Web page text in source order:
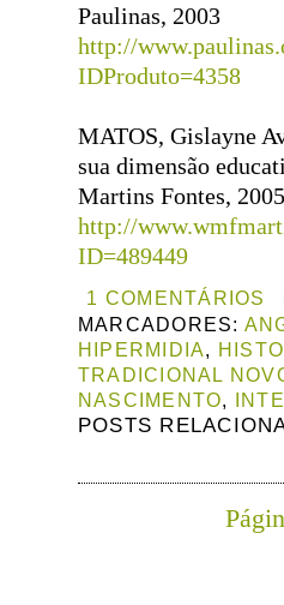
Paulinas, 2003
http://
IDProduto=4358
MATOS, Gislayne
sua dimensão
Martins Fontes, 2005
http://
ID=489449
1 COMENTÁRIOS
MARCADORES:
HIPERMIDIA,
TRADICIONAL
NASCIMENTO,
POSTS